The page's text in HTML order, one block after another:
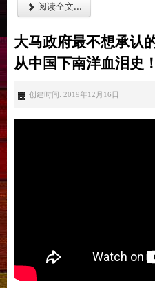
阅读全文...
大马政府最不想承认
从中国下南洋血泪史！
创建时间: 2019年12月16日